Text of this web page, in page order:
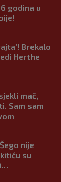
godina u
Brekalo
Herthe
mač,
Sam sam
nije
su